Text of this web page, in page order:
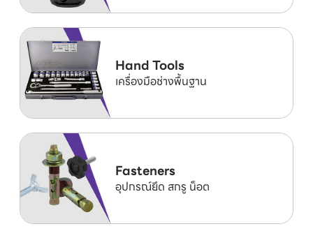
Hand Tools
เครื่องมือช่างพื้นฐาน
Fasteners
อุปกรณ์ยึด สกรู น็อต